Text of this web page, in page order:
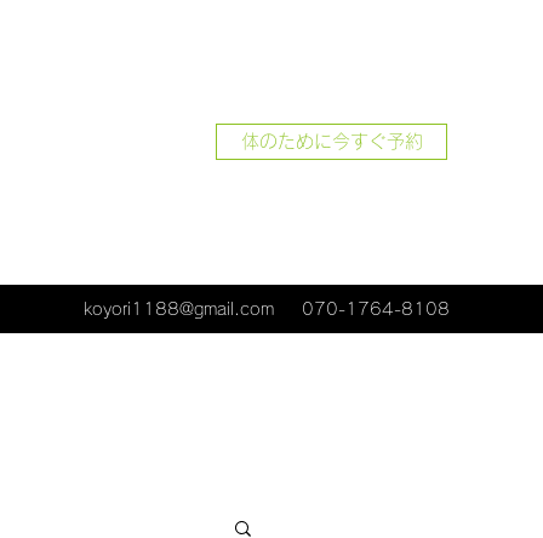
体のために今すぐ予約
koyori1188@gmail.com 070-1764-8108